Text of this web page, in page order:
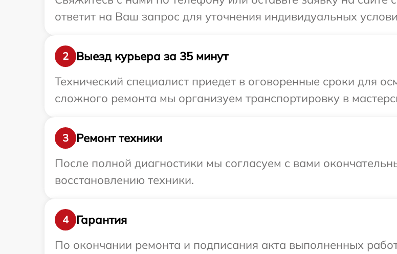
ответит на Ваш запрос для уточнения индивидуальных
2
Выезд курьера за 35 минут
Технический специалист приедет в оговоренные сроки для
сложного ремонта мы организуем транспортировку в
3
Ремонт техники
После полной диагностики мы согласуем с вами
восстановлению техники.
4
Гарантия
По окончании ремонта и подписания акта выполненных